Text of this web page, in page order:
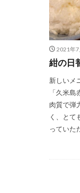
2021年7
紺の日
新しいメ
「久米
肉質で弾
く、とて
っていた